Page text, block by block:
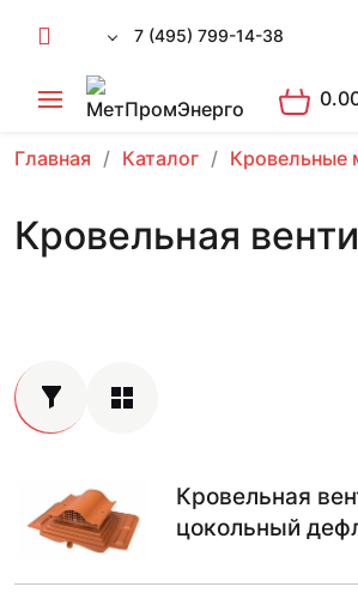
7 (495) 799-14-38
Главная Каталог Кровельные
Кровельная
Кровельная
цокольный